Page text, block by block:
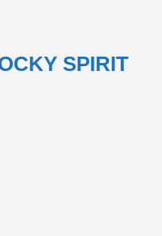
SPIRIT